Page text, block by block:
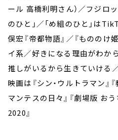
ール 高橋利明さん）／フジロ
のひと」／「め組のひと」は
俣宏『帝都物語』／『もののけ
イ系／好きになる理由がわか
推しがいるから生きていける
映画は『シン・ウルトラマン』
マンテスの日々』『劇場版 お
2020』